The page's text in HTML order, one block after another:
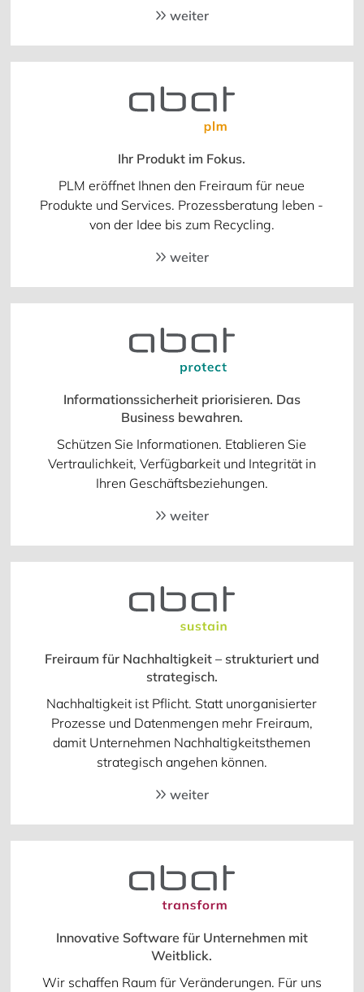
weiter
Ihr Produkt im Fokus.
PLM eröffnet Ihnen den Freiraum für neue
Produkte und Services. Prozessberatung leben -
von der Idee bis zum Recycling.
weiter
Informationssicherheit priorisieren. Das
Business bewahren.
Schützen Sie Informationen. Etablieren Sie
Vertraulichkeit, Verfügbarkeit und Integrität in
Ihren Geschäftsbeziehungen.
weiter
Freiraum für Nachhaltigkeit – strukturiert und
strategisch.
Nachhaltigkeit ist Pflicht. Statt unorganisierter
Prozesse und Datenmengen mehr Freiraum,
damit Unternehmen Nachhaltigkeitsthemen
strategisch angehen können.
weiter
Innovative Software für Unternehmen mit
Weitblick.
Wir schaffen Raum für Veränderungen. Für uns